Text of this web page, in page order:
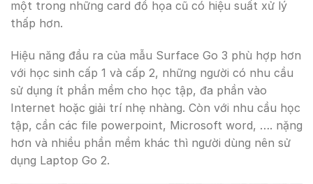
một trong những card đồ họa cũ có hiệu suất xử lý
thấp hơn.
Hiệu năng đầu ra của mẫu Surface Go 3 phù hợp hơn
với học sinh cấp 1 và cấp 2, những người có nhu cầu
sử dụng ít phần mềm cho học tập, đa phần vào
Internet hoặc giải trí nhẹ nhàng. Còn với nhu cầu học
tập, cần các file powerpoint, Microsoft word, …. nặng
hơn và nhiều phần mềm khác thì người dùng nên sử
dụng Laptop Go 2.